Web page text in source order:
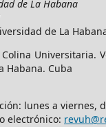
de La Habana
de La
Universitaria.
Habana. Cuba
lunes a viernes,
electrónico: